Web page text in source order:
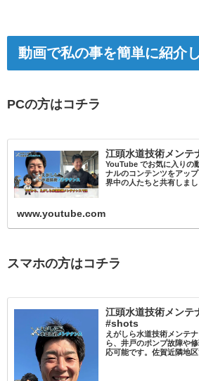
動画で私の事を簡単に紹介
PCの方はコチラ
江頭水道技術メン
YouTube でお気に入りの
ナルのコンテンツをアッ
界中の人たちと共有しまし
www.youtube.com
スマホの方はコチラ
江頭水道技術メンテ
#shots
えがしら水道技術メンテ
ら、井戸のポンプ故障や
応可能です。佐賀近隣地